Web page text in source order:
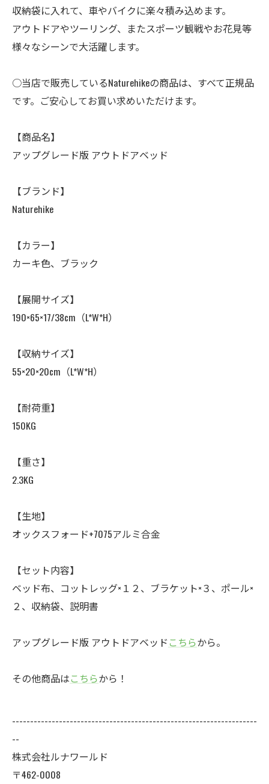
収納袋に入れて、車やバイクに楽々積み込めます。
アウトドアやツーリング、またスポーツ観戦やお花見等
様々なシーンで大活躍します。
○当店で販売しているNaturehikeの商品は、すべて正規品
です。ご安心してお買い求めいただけます。
【商品名】
アップグレード版 アウトドアベッド
【ブランド】
Naturehike
【カラー】
カーキ色、ブラック
【展開サイズ】
190×65×17/38cm（L*W*H）
【収納サイズ】
55×20×20cm（L*W*H）
【耐荷重】
150KG
【重さ】
2.3KG
【生地】
オックスフォード+7075アルミ合金
【セット内容】
ベッド布、コットレッグ×１２、ブラケット×３、ポール×
２、収納袋、説明書
アップグレード版 アウトドアベッド こちらから。
その他商品はこちらから！
--------------------------------------------------------------------
--
株式会社ルナワールド
〒462-0008